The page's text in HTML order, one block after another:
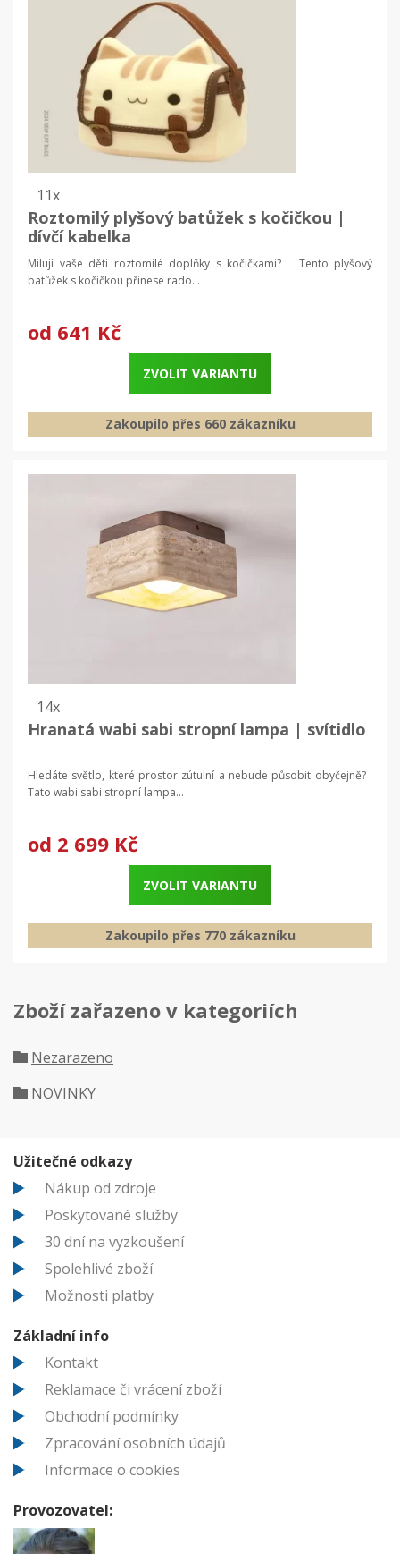
11x
Roztomilý plyšový batůžek s kočičkou |
dívčí kabelka
Milují vaše děti roztomilé doplňky s kočičkami? Tento plyšový
batůžek s kočičkou přinese rado...
od 641 Kč
ZVOLIT VARIANTU
Zakoupilo přes 660 zákazníku
14x
Hranatá wabi sabi stropní lampa | svítidlo
Hledáte světlo, které prostor zútulní a nebude působit obyčejně?
Tato wabi sabi stropní lampa...
od 2 699 Kč
ZVOLIT VARIANTU
Zakoupilo přes 770 zákazníku
Zboží zařazeno v kategoriích
Nezarazeno
NOVINKY
Užitečné odkazy
Nákup od zdroje
Poskytované služby
30 dní na vyzkoušení
Spolehlivé zboží
Možnosti platby
Základní info
Kontakt
Reklamace či vrácení zboží
Obchodní podmínky
Zpracování osobních údajů
Informace o cookies
Provozovatel: